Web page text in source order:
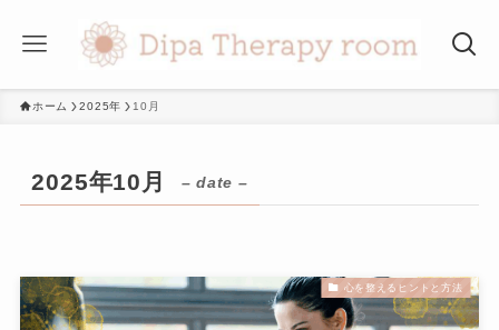
ホーム 2025年 10月
2025年10月 – date –
心を整えるヒントと方法